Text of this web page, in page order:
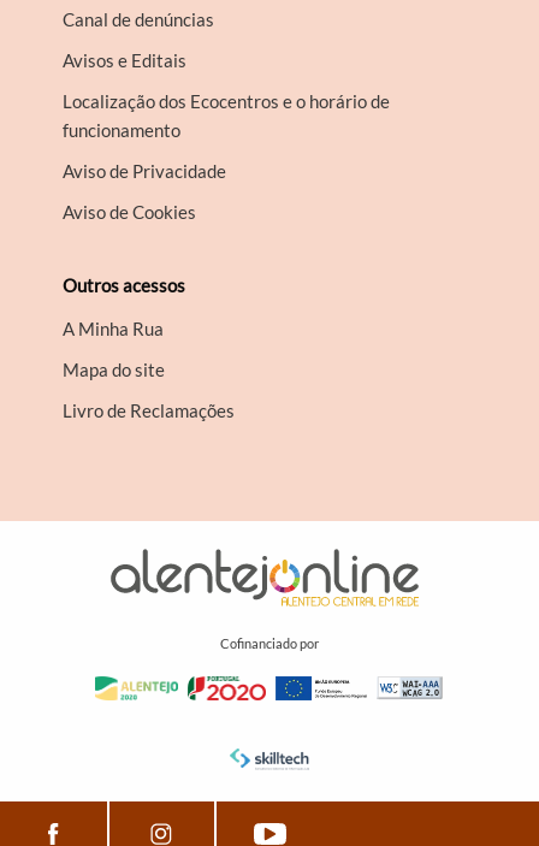
Canal de denúncias
Avisos e Editais
Localização dos Ecocentros e o horário de
funcionamento
Aviso de Privacidade
Aviso de Cookies
Outros acessos
A Minha Rua
Mapa do site
Livro de Reclamações
Cofinanciado por